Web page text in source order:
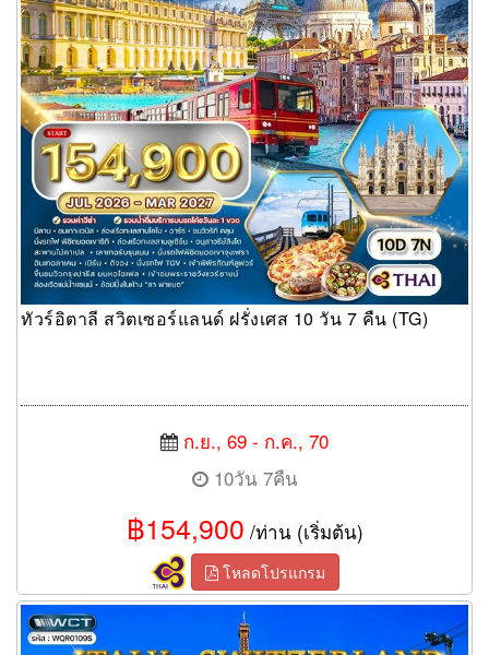
ทัวร์อิตาลี สวิตเซอร์แลนด์ ฝรั่งเศส 10 วัน 7 คืน (TG)
ก.ย., 69 - ก.ค., 70
10วัน 7คืน
฿154,900 /ท่าน (เริ่มต้น)
โหลดโปรแกรม
ทัวร์อิตาลี สวิตเซอร์แลนด์ ฝรั่งเศส 9 วัน 6 คืน